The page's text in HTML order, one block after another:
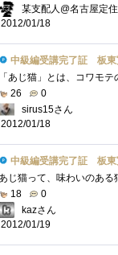
某支配人@名古屋定
2012/01/18
中級編受講完了証 板東寛司
26
0
sirus15さん
2012/01/18
中級編受講完了証 板東寛司
18
0
kazさん
2012/01/19